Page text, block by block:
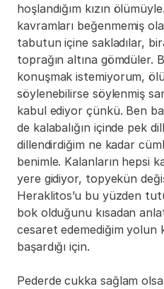
hoşlandığım kızın
kavramları beğenmemiş
tabutun içine sakladılar,
toprağın altına gömdüler.
konuşmak istemiyorum,
söylenebilirse söylenmiş
kabul ediyor çünkü. Ben
de kalabalığın içinde pek
dillendirdiğim ne kadar
benimle. Kalanların hepsi
yere gidiyor, topyekün
Heraklitos’u bu yüzden
bok olduğunu kısadan
cesaret edemediğim yolun
başardığı için.
Pederde cukka sağlam